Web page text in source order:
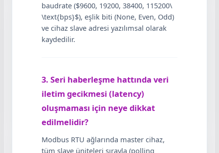
baudrate ($9600, 19200, 38400, 115200\
\text{bps}$), eşlik biti (None, Even, Odd)
ve cihaz slave adresi yazılımsal olarak
kaydedilir.
3. Seri haberleşme hattında veri
iletim gecikmesi (latency)
oluşmaması için neye dikkat
edilmelidir?
Modbus RTU ağlarında master cihaz,
tüm slave üniteleri sırayla (polling